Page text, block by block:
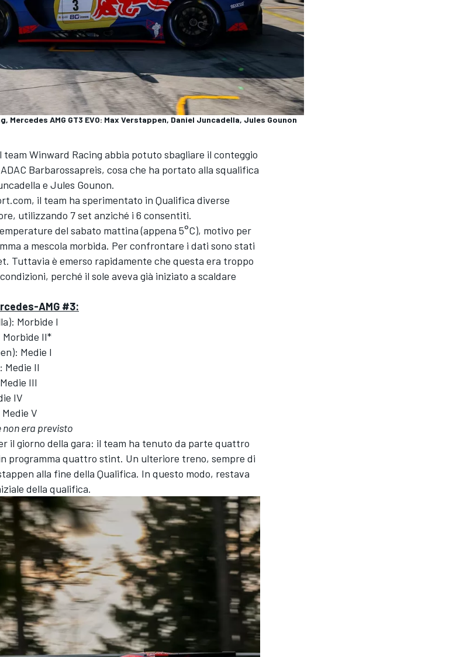
Mercedes AMG GT3 EVO: Max Verstappen, Daniel Juncadella, Jules Gounon
team Winward Racing abbia potuto sbagliare il conteggio
Barbarossapreis, cosa che ha portato alla squalifica
e Jules Gounon.
il team ha sperimentato in Qualifica diverse
utilizzando 7 set anziché i 6 consentiti.
del sabato mattina (appena 5°C), motivo per
a mescola morbida. Per confrontare i dati sono stati
Tuttavia è emerso rapidamente che questa era troppo
perché il sole aveva già iniziato a scaldare
AMG #3:
Morbide I
Morbide II*
Medie I
Medie II
III
IV
V
era previsto
il giorno della gara: il team ha tenuto da parte quattro
programma quattro stint. Un ulteriore treno, sempre di
alla fine della Qualifica. In questo modo, restava
della qualifica.